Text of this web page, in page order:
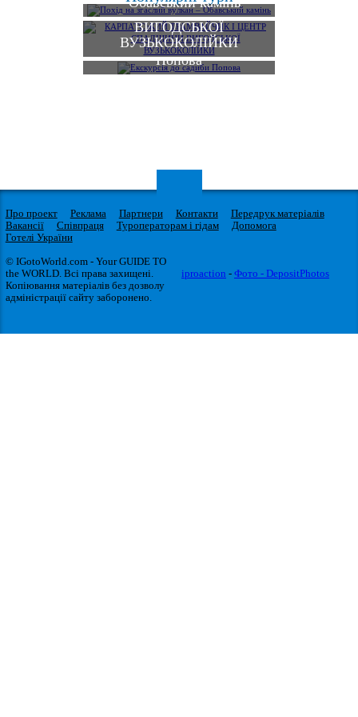
ЦЕНТР СПАДЩИНИ
ВИГОДСЬКОЇ
ВУЗЬКОКОЛІЙКИ
Екскурсія до садиби
Попова
Про проект Реклама Партнери Контакти
Передрук матеріалів
Вакансії
Співпраця Туроператорам і гідам
Допомога
Готелі України
© IGotoWorld.com - Your GUIDE TO
the WORLD. Всі права захищені.
Копіювання матеріалів без дозволу
адміністрації сайту заборонено.
iproaction - Фото - DepositPhotos